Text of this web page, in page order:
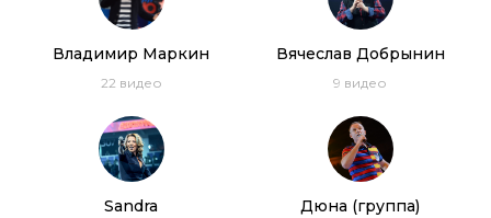
3:24:40
1:21:28
Дискотека 80-х 2018. Лучшие моменты
1:25:16
Дискотека 80-х 2017. Лучшие моменты
фестиваля Авторадио
Владимир Маркин
22 видео
Вячеслав Добрынин
9 видео
Sandra Дюна (группа)